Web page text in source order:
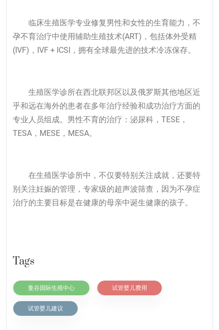
临床生殖医学专业修复男性和女性的生育能力，不
孕不育治疗中使用辅助生殖技术(ART)，包括体外受精
(IVF)，IVF + ICSI，拥有全球最先进的技术冷冻保存。
生殖医学诊所在西北联邦区以及俄罗斯其他地区近
乎和远在海外的患者在多年治疗经验和成功治疗方面的
专业人员组成。男性不育的治疗：泌尿科，TESE，
TESA，MESE，MESA。
在生殖医学诊所中，不仅要特别关注成就，还要特
别关注妊娠的管理，专家级的超声波筛查，因为不孕症
治疗的主要目标是在健康的母亲中诞生健康的孩子。
Tags
曼谷国际生殖中心 试管婴儿费用
试管婴儿建议